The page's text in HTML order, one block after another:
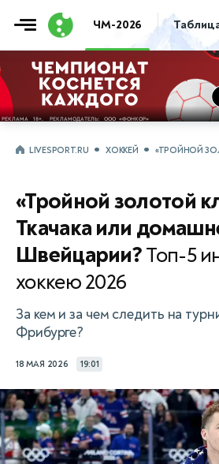
ЧМ-2026
LIVESPORT.RU ХОККЕЙ «ТРОЙНОЙ
«Тройной золотой
Ткачака или
Швейцарии?Топ-5
хоккею 2026
За кем и за чем следить на
Фрибурге?
18 МАЯ 2026 19:01